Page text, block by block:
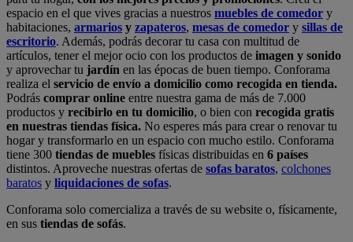
espacio en el que vives gracias a nuestros muebles de comedor y
habitaciones, armarios y zapateros, mesas de comedor y sillas de
escritorio. Además, podrás decorar tu casa con multitud de
artículos, tener el mejor ocio con los productos de imagen y sonido
y aprovechar tu jardín en las épocas de buen tiempo. Conforama
realiza el servicio de envío a domicilio como recogida en tienda.
Podrás comprar online entre nuestra gama de más de 7.000
productos y recibirlo en tu domicilio, o bien con recogida gratis
en nuestras tiendas física. No esperes más para crear o renovar tu
hogar y transformarlo en un espacio con mucho estilo. Conforama
tiene 300 tiendas de muebles físicas distribuidas en 6 países
distintos. Aproveche nuestras ofertas de sofas baratos, colchones
baratos y liquidaciones de sofas.
Conforama solo comercializa a través de su website o, físicamente,
en sus tiendas de sofás.